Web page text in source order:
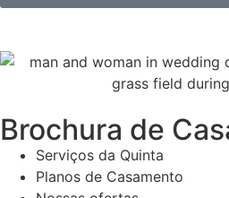
Brochura de
Serviços da Quinta
Planos de Casamento